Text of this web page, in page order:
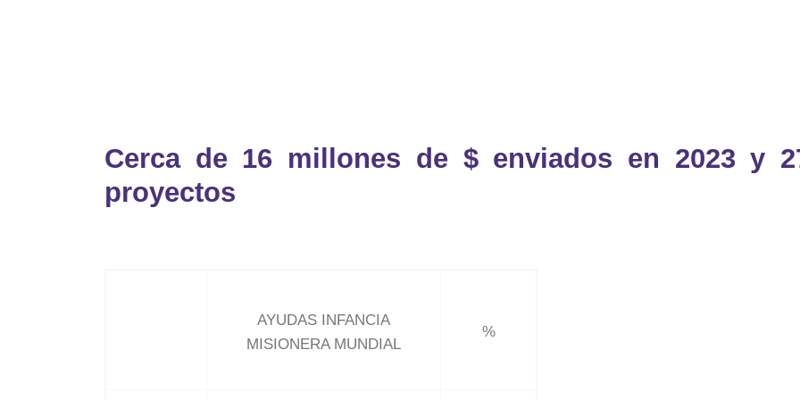
Cerca de 16 millones de $ enviados en 2023 y
proyectos
AYUDAS INFANCIA
MISIONERA MUNDIAL
%